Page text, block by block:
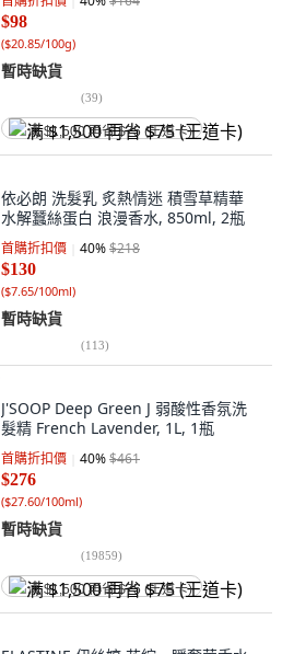
$98
($20.85/100g)
暫時缺貨
(39)
满 $1,500 再省 $75 (王道卡)
依必朗 洗髮乳 炙熱情迷 積雪草精華
水解蠶絲蛋白 浪漫香水, 850ml, 2瓶
首購折扣價 40%$218
$130
($7.65/100ml)
暫時缺貨
(113)
J'SOOP Deep Green J 弱酸性香氛洗
髮精 French Lavender, 1L, 1瓶
首購折扣價 40%$461
$276
($27.60/100ml)
暫時缺貨
(19859)
满 $1,500 再省 $75 (王道卡)